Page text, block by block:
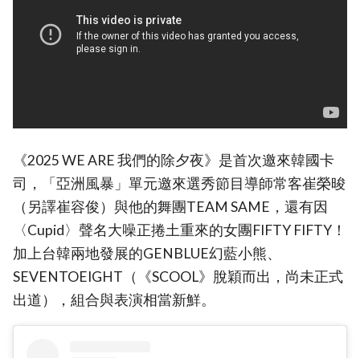
《2025 WE ARE 我們的除夕夜》是首次邀來韓國卡
司，「亞洲風暴」單元邀來選秀節目導師常客崔榮晙
（另譯崔容俊）與他的舞團TEAM SAME，還有因
〈Cupid〉聲名大噪正捲土重來的女團FIFTY FIFTY！
加上台韓兩地發展的GENBLUE幻藍小熊、
SEVENTOEIGHT（《SCOOL》脫穎而出，尚未正式
出道），組合與表演相當新鮮。